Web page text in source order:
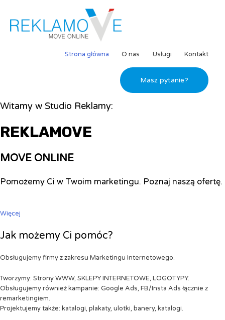
Strona główna O nas Usługi Kontakt
Masz pytanie?
Witamy w Studio Reklamy:
REKLAMOVE
MOVE ONLINE
Pomożemy Ci w Twoim marketingu. Poznaj naszą ofertę.
Więcej
Jak możemy Ci pomóc?
Obsługujemy firmy z zakresu Marketingu Internetowego.
Tworzymy: Strony WWW, SKLEPY INTERNETOWE, LOGOTYPY.
Obsługujemy również kampanie: Google Ads, FB/Insta Ads łącznie z
remarketingiem.
Projektujemy także: katalogi, plakaty, ulotki, banery, katalogi.